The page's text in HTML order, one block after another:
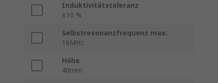
Induktivitätstoleranz
±10 %
Selbstresonanzfrequenz max.
16MHz
Höhe
40mm